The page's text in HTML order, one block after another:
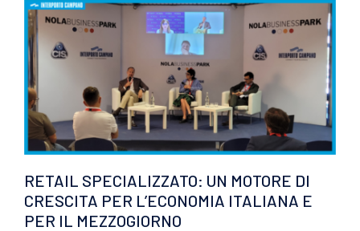
RETAIL SPECIALIZZATO: UN MOTORE DI
CRESCITA PER L’ECONOMIA ITALIANA E
PER IL MEZZOGIORNO